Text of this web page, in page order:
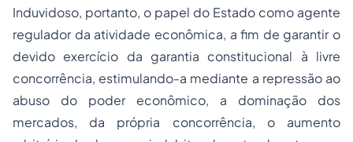
Induvidoso, portanto, o papel do Estado como agente
regulador da atividade econômica, a fim de garantir o
devido exercício da garantia constitucional à livre
concorrência, estimulando-a mediante a repressão ao
abuso do poder econômico, a dominação dos
mercados, da própria concorrência, o aumento